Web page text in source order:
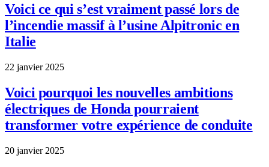
Voici ce qui s’est vraiment passé lors de
l’incendie massif à l’usine Alpitronic en
Italie
22 janvier 2025
Voici pourquoi les nouvelles ambitions
électriques de Honda pourraient
transformer votre expérience de conduite
20 janvier 2025